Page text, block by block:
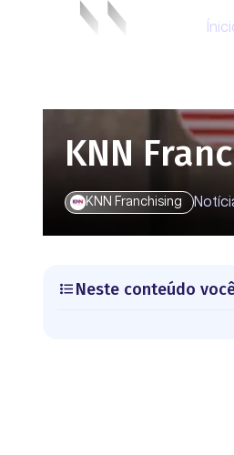
KNN
KNN Franchising
Neste conteúdo